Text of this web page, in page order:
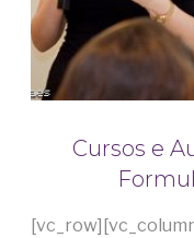
Cursos e